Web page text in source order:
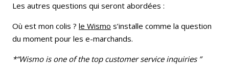
Les autres questions qui seront abordées :
Où est mon colis ? le Wismo s’installe comme la question
du moment pour les e-marchands.
*“Wismo is one of the top customer service inquiries ”